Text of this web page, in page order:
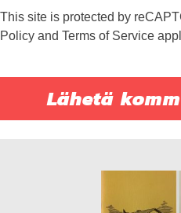
This site is protected by
Policy and Terms of Service